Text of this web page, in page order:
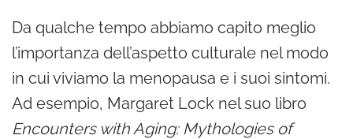
Da qualche tempo abbiamo capito meglio
l’importanza dell’aspetto culturale nel modo
in cui viviamo la menopausa e i suoi sintomi.
Ad esempio, Margaret Lock nel suo libro
Encounters with Aging: Mythologies of